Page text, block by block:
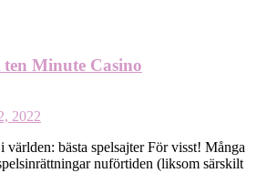
ten Minute Casino
2022
världen: bästa spelsajter För visst! Många
nuförtiden (liksom särskilt